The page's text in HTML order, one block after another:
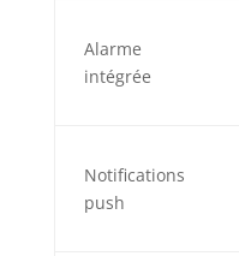
Alarme
intégrée
Notifications
push